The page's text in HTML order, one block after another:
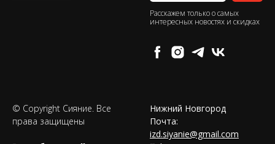
Расскажем только о самых
интересных новостях и скидках
© Copyright Сияние. Все
права защищены
Нижний Новгород
Почта:
izd.siyanie@gmail.com